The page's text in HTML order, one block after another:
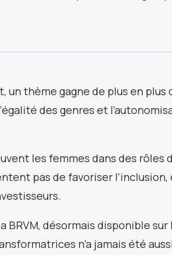
un thème gagne de plus en plus
des genres et
les femmes dans des rôles
pas de favoriser
désormais disponible sur
n’a jamais été